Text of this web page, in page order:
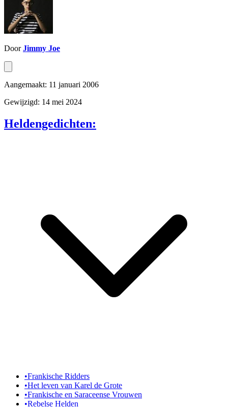
DoorJimmy Joe
Aangemaakt: 11 januari 2006
Gewijzigd: 14 mei 2024
Heldengedichten:
•Frankische Ridders
•Het leven van Karel de Grote
•Frankische en Saraceense Vrouwen
•Rebelse Helden